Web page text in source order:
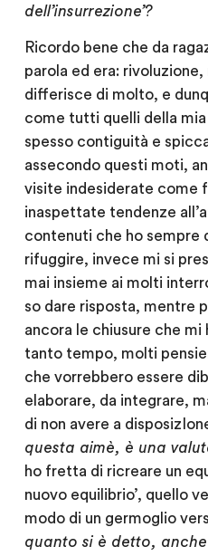
dell’insurrezione’?
Ricordo bene che da
parola ed era: rivoluzione,
differisce di molto, e
come tutti quelli della
spesso contiguità e
assecondo questi moti,
visite indesiderate come
inaspettate tendenze
contenuti che ho sempre
rifuggire, invece mi si
mai insieme ai molti
so dare risposta, mentre
ancora le chiusure che mi
tanto tempo, molti
che vorrebbero essere
elaborare, da integrare,
di non avere a
questa aimè, è una
ho fretta di ricreare un
nuovo equilibrio’, quello
modo di un germoglio
quanto si è detto,